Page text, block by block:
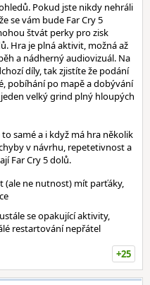
Pokud jste nikdy nehráli
se vám bude Far Cry 5
štvát perky pro zisk
Hra je plná aktivit, možná až
a nádherný audiovizuál. Na
díly, tak zjistíte že podání
pobíhání po mapě a dobývání
velký grind plný hloupých
samé a i když má hra několik
v návrhu, repetetivnost a
Far Cry 5 dolů.
(ale ne nutnost) mít parťáky,
se opakující aktivity,
restartování nepřátel
+25